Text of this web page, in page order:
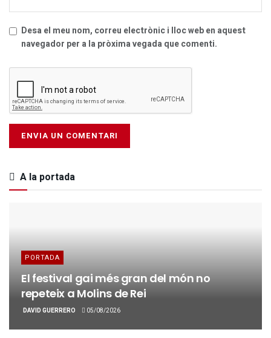
Desa el meu nom, correu electrònic i lloc web en aquest
navegador per a la pròxima vegada que comenti.
A la portada
PORTADA
El festival gai més gran del món no
repeteix a Molins de Rei
DAVID GUERRERO 05/08/2026